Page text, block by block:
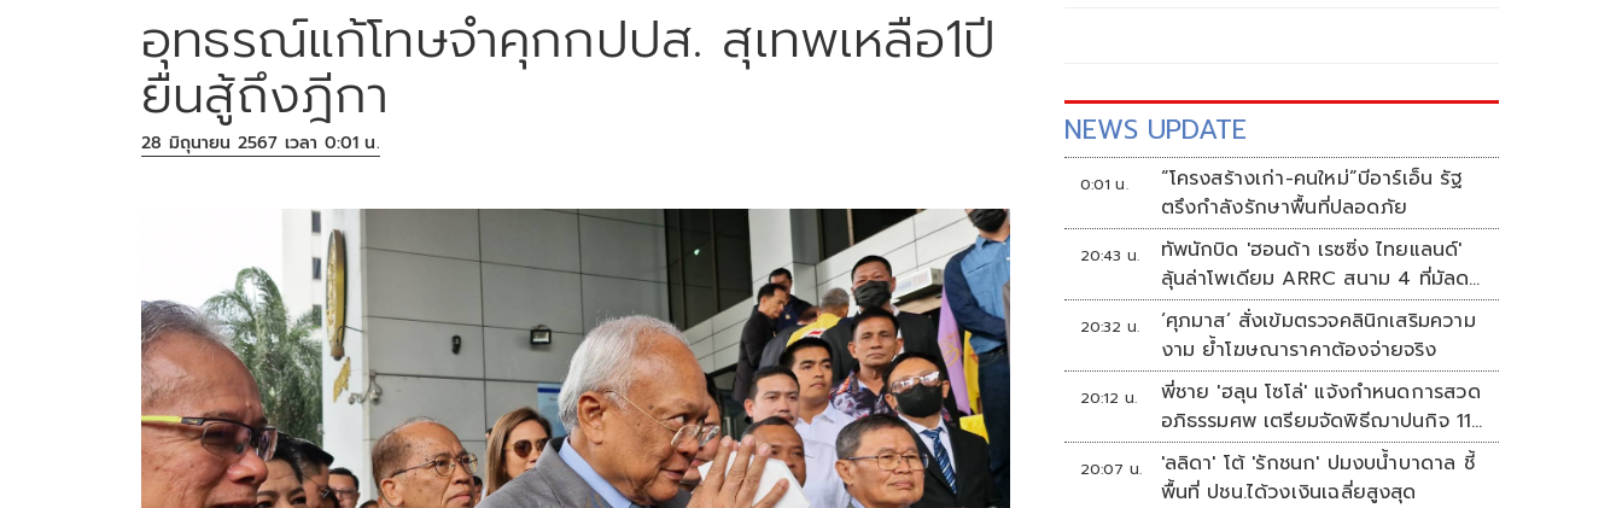
อุทธรณ์แก้โทษจำคุกกปปส. สุเทพเหลือ1ปี
ยืนสู้ถึงฎีกา
28 มิถุนายน 2567 เวลา 0:01 น. NEWS UPDATE
0:01 น.
“โครงสร้างเก่า-คนใหม่”บีอาร์เอ็น รัฐ
ตรึงกำลังรักษาพื้นที่ปลอดภัย
20:43 น.
ทัพนักบิด 'ฮอนด้า เรซซิ่ง ไทยแลนด์'
ลุ้นล่าโพเดียม ARRC สนาม 4 ที่มัลดา
ลิกา
20:32 น.
‘ศุภมาส’ สั่งเข้มตรวจคลินิกเสริมความ
งาม ย้ำโฆษณาราคาต้องจ่ายจริง
20:12 น.
พี่ชาย 'ฮลุน โซโล่' แจ้งกำหนดการสวด
อภิธรรมศพ เตรียมจัดพิธีฌาปนกิจ 11
ส.ค.
20:07 น.
'ลลิดา' โต้ 'รักชนก' ปมงบน้ำบาดาล ชี้
พื้นที่ ปชน.ได้วงเงินเฉลี่ยสูงสุด